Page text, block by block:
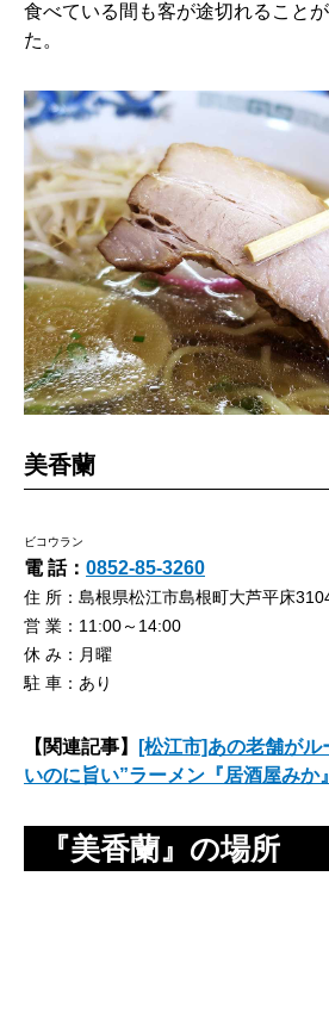
食べている間も客が途切れること
た。
美香蘭
ビコウラン
電 話： 0852-85-3260
住 所：島根県松江市島根町大芦平床
営 業：11:00～14:00
休 み：月曜
駐 車：あり
【関連記事】
[松江市]あの老舗が
いのに旨い”ラーメン『居酒屋みか』
『美香蘭』の場所